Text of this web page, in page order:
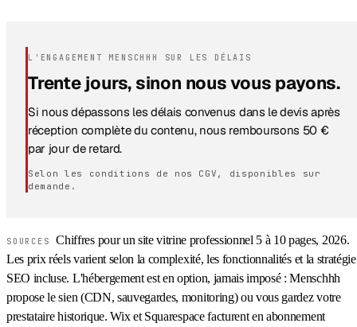
L'ENGAGEMENT MENSCHHH SUR LES DÉLAIS
Trente jours, sinon nous vous payons.
Si nous dépassons les délais convenus dans le devis après
réception complète du contenu, nous remboursons 50 €
par jour de retard.
Selon les conditions de nos CGV, disponibles sur
demande.
SOURCESChiffres pour un site vitrine professionnel 5 à 10 pages, 2026.
Les prix réels varient selon la complexité, les fonctionnalités et la stratégie
SEO incluse. L'hébergement est en option, jamais imposé : Menschhh
propose le sien (CDN, sauvegardes, monitoring) ou vous gardez votre
prestataire historique. Wix et Squarespace facturent en abonnement